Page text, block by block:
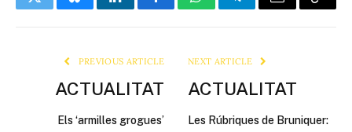
TwitterBlueskyLinkedInFacebookWhatsAppTelegramEmail Copy
PREVIOUS ARTICLE
ACTUALITAT
Els ‘armilles grogues’
NEXT ARTICLE
ACTUALITAT
Les Rúbriques de Bruniquer: